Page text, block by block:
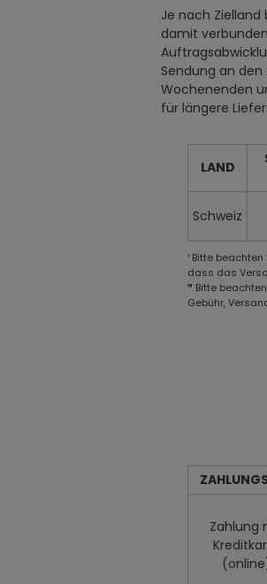
Je nach
damit
Sendung an
Wochenenden
für längere
LAND
Schweiz
¹ Bitte
dass das
❞ Bitte
Gebühr,
Zahlung